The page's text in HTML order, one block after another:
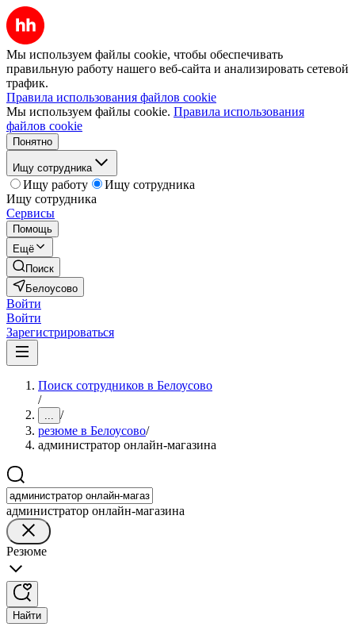
Мы используем файлы cookie, чтобы обеспечивать
правильную работу нашего веб-сайта и анализировать сетевой
трафик.
Правила использования файлов cookie
Мы используем файлы cookie. Правила использования
файлов cookie
Понятно
Ищу сотрудника
Ищу работу
Ищу сотрудника
Ищу сотрудника
Сервисы
Помощь
Ещё
Поиск
Белоусово
Войти
Войти
Зарегистрироваться
Поиск сотрудников в Белоусово
/
... /
резюме в Белоусово/
администратор онлайн-магазина
администратор онлайн-магазина
Резюме
Найти